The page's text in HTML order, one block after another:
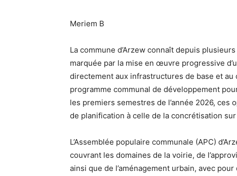
Meriem B
La commune d’Arzew connaît depuis
marquée par la mise en œuvre progressive
directement aux infrastructures de base et
programme communal de développement
les premiers semestres de l’année 2026,
de planification à celle de la concrétisation
L’Assemblée populaire communale (APC)
couvrant les domaines de la voirie, de
ainsi que de l’aménagement urbain, avec